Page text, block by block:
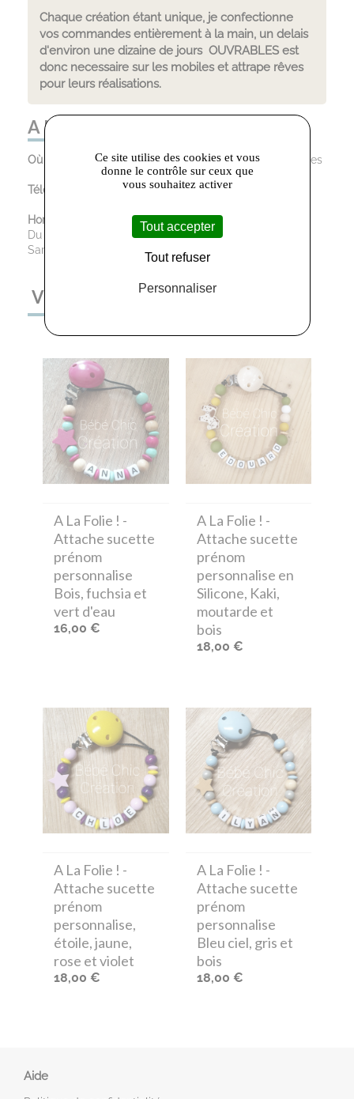
Chaque création étant unique, je confectionne
vos commandes entièrement à la main, un delais
d'environ une dizaine de jours OUVRABLES est
donc necessaire sur les mobiles et attrape rêves
pour leurs réalisations.
A LA FOLIE ! :
Où trouver le magasin :3 rue Victor Hugo, 81100 Castres
Téléphone : 06.87.06.68.78
Horaires d’ouverture :
Du Mardi au Vendredi : 10:00 - 12:30 / 13:30 - 18:30
Samedi : 10:00 - 12:30 / 14:30 - 18:30
VOUS AIMEREZ AUSSI
A La Folie ! -
Attache sucette
prénom
personnalise
Bois, fuchsia et
vert d'eau
16,00 €
A La Folie ! -
Attache sucette
prénom
personnalise en
Silicone, Kaki,
moutarde et
bois
18,00 €
A La Folie ! -
Attache sucette
prénom
personnalise,
étoile, jaune,
rose et violet
18,00 €
A La Folie ! -
Attache sucette
prénom
personnalise
Bleu ciel, gris et
bois
18,00 €
Aide
Ce site utilise des cookies et vous
donne le contrôle sur ceux que
vous souhaitez activer
Tout accepter
Tout refuser
Personnaliser